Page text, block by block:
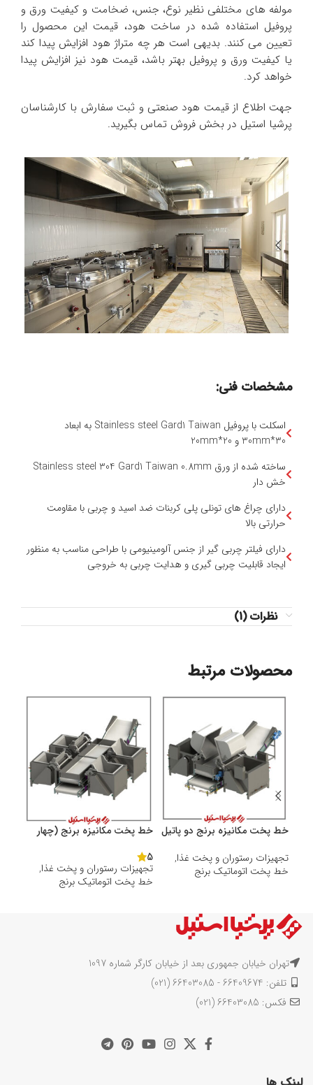
مولفه های مختلفی نظیر نوع، جنس، ضخامت و کیفیت ورق و
پروفیل استفاده شده در ساخت هود، قیمت این محصول را
تعیین می کنند. بدیهی است هر چه متراژ هود افزایش پیدا کند
یا کیفیت ورق و پروفیل بهتر باشد، قیمت هود نیز افزایش پیدا
خواهد کرد.
جهت اطلاع از قیمت هود صنعتی و ثبت سفارش با کارشناسان
پرشیا استیل در بخش فروش تماس بگیرید.
مشخصات فنی:
اسکلت با پروفیل Stainless steel Gard1 Taiwan به ابعاد
30*30mm و 20*20mm
ساخته شده از ورق Stainless steel 304 Gard1 Taiwan 0.8mm
خش دار
دارای چراغ های تونلی پلی كربنات ضد اسيد و چربی با مقاومت
حرارتی بالا
دارای فیلتر چربی گیر از جنس آلومینیومی با طراحی مناسب به منظور
ایجاد قابلیت چربی گیری و هدایت چربی به خروجی
نظرات (1)
محصولات مرتبط
خط پخت مکانیزه برنج دو پاتیل
تجهیزات رستوران و پخت غذا,
خط پخت اتوماتیک برنج
خط پخت مکانیزه برنج (چهار
5
تجهیزات رستوران و پخت غذا,
خط پخت اتوماتیک برنج
تهران خیابان جمهوری بعد از خیابان کارگر شماره 1097
تلفن: 66409674 - 66403085 (021)
فکس: 66403085 (021)